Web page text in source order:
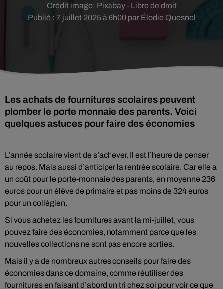
Publié : 7 juillet 2025 à 6h00 par Élodie Quesnel
Crédit image: Pixabay - Libre de droit
Les achats de fournitures scolaires peuvent
plomber le porte monnaie des parents. Voici
quelques astuces pour faire des économies
L’année scolaire vient de s’achever. Il est l’heure de penser
au repos. Mais aussi d’anticiper la rentrée scolaire. Car elle a
un coût pour le porte-monnaie des parents, en moyenne 236
euros pour un élève de primaire et pas moins de 324 euros
pour un collégien.
Si vous achetez les fournitures avant la mi-juillet, vous
pouvez faire des économies, notamment parce que les
nouvelles collections ne sont pas encore sorties.
Mais il y a de nombreux autres conseils pour faire des
économies dans ce domaine, comme réutiliser des
fournitures en faisant d’abord un tri chez soi pour voir ce que